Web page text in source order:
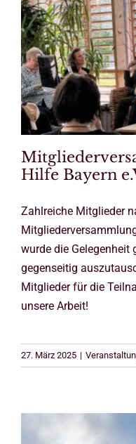
Hilfe Bayern
Zahlreiche Mitglieder
wurde die Gelegenheit
gegenseitig
Mitglieder für die
unsere Arbeit!
27. März 2025 |